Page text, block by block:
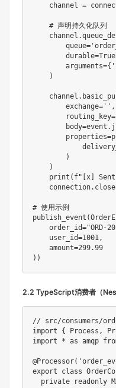
    channel
=
# 声明持久化队列
    channel
.
        queue
=
        durable
=True
        arguments
={
)
    channel
.
        exchange
= '' ,
        routing_key
=
        body
=event .
        properties
=
)
)
print ( f"[x] Sent
    connection
. close
# 使用示例
publish_event (
    order_id
="ORD-
    user_id
=1001 ,
    amount
=299.99
) )
2.2 TypeScript消费者（
// src/consumers/
import
{ Process ,
import
* as amqp
@Processor(
export
class
private
readonly